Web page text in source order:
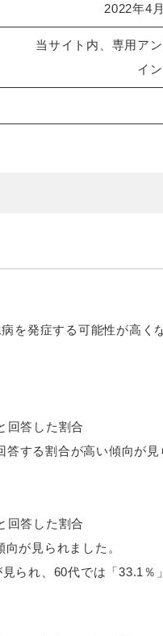
2022年4
当サイト内、専用ア
イ
を発症する可能性が高く
する割合が高い傾向が見
が見られました。
られ、60代では「33.1％